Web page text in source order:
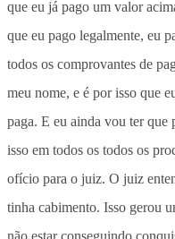
que eu já pago um valor
que eu pago legalmente, eu
todos os comprovantes de
meu nome, e é por isso que
paga. E eu ainda vou ter que
isso em todos os todos os
ofício para o juiz. O juiz
tinha cabimento. Isso gerou
não estar conseguindo